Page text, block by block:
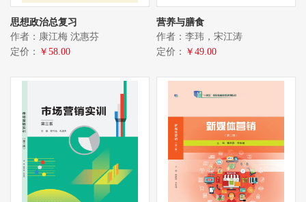
思想政治总复习
作者：康江梅 沈惠芬
定价： ￥58.00
营养与膳食
作者：李玮，宋江涛
定价： ￥49.00